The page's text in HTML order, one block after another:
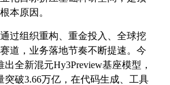
本原因。
过组织重构、重金投入、全球挖
道，业务落地节奏不断提速。今
全新混元Hy3Preview基座模型，
突破3.66万亿，在代码生成、工具